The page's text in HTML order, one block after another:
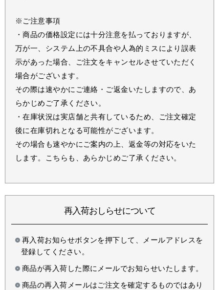
※ご注意事項
・商品の価格設定には十分注意を払っておりますが、
万が一、システム上の不具合や人為的ミスにより誤表
示があった場合、ご注文をキャンセルさせていただく
場合がございます。
その際は速やかにご連絡・ご返金いたしますので、あ
らかじめご了承ください。
・在庫状況は実店舗と共有しているため、ご注文確定
後に在庫切れとなる可能性がございます。
その場合も速やかにご案内の上、返金等の対応をいた
します。こちらも、あらかじめご了承ください。
再入荷おしらせについて
再入荷お知らせボタンを押下して、メールアドレスを
登録してください。
商品が再入荷した際にメールでお知らせいたします。
商品の再入荷メールはご注文を確定するものではあり